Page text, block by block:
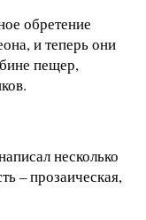
обретение
и теперь они
пещер,
несколько
– прозаическая,